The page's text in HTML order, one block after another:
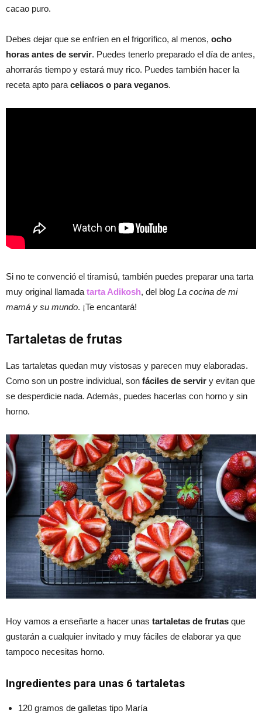
cacao puro.
Debes dejar que se enfríen en el frigorífico, al menos, ocho
horas antes de servir. Puedes tenerlo preparado el día de antes,
ahorrarás tiempo y estará muy rico. Puedes también hacer la
receta apto para celiacos o para veganos.
Si no te convenció el tiramisú, también puedes preparar una tarta
muy original llamada tarta Adikosh, del blog La cocina de mi
mamá y su mundo. ¡Te encantará!
Tartaletas de frutas
Las tartaletas quedan muy vistosas y parecen muy elaboradas.
Como son un postre individual, son fáciles de servir y evitan que
se desperdicie nada. Además, puedes hacerlas con horno y sin
horno.
Hoy vamos a enseñarte a hacer unas tartaletas de frutas que
gustarán a cualquier invitado y muy fáciles de elaborar ya que
tampoco necesitas horno.
Ingredientes para unas 6 tartaletas
120 gramos de galletas tipo María